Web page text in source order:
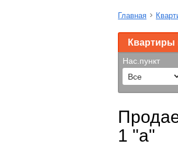
Главная
Квартиры
Нас.пункт
1 "а"